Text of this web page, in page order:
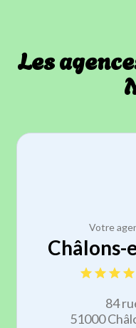
Les
Votre
Châlons-
84
51000